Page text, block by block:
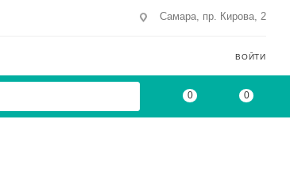
Самара, пр. Кирова, 2
ВОЙТИ
0 0